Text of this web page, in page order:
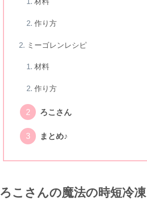
材料
作り方
ミーゴレンレシピ
材料
作り方
ろこさん
まとめ♪
ろこさんの魔法の時短冷